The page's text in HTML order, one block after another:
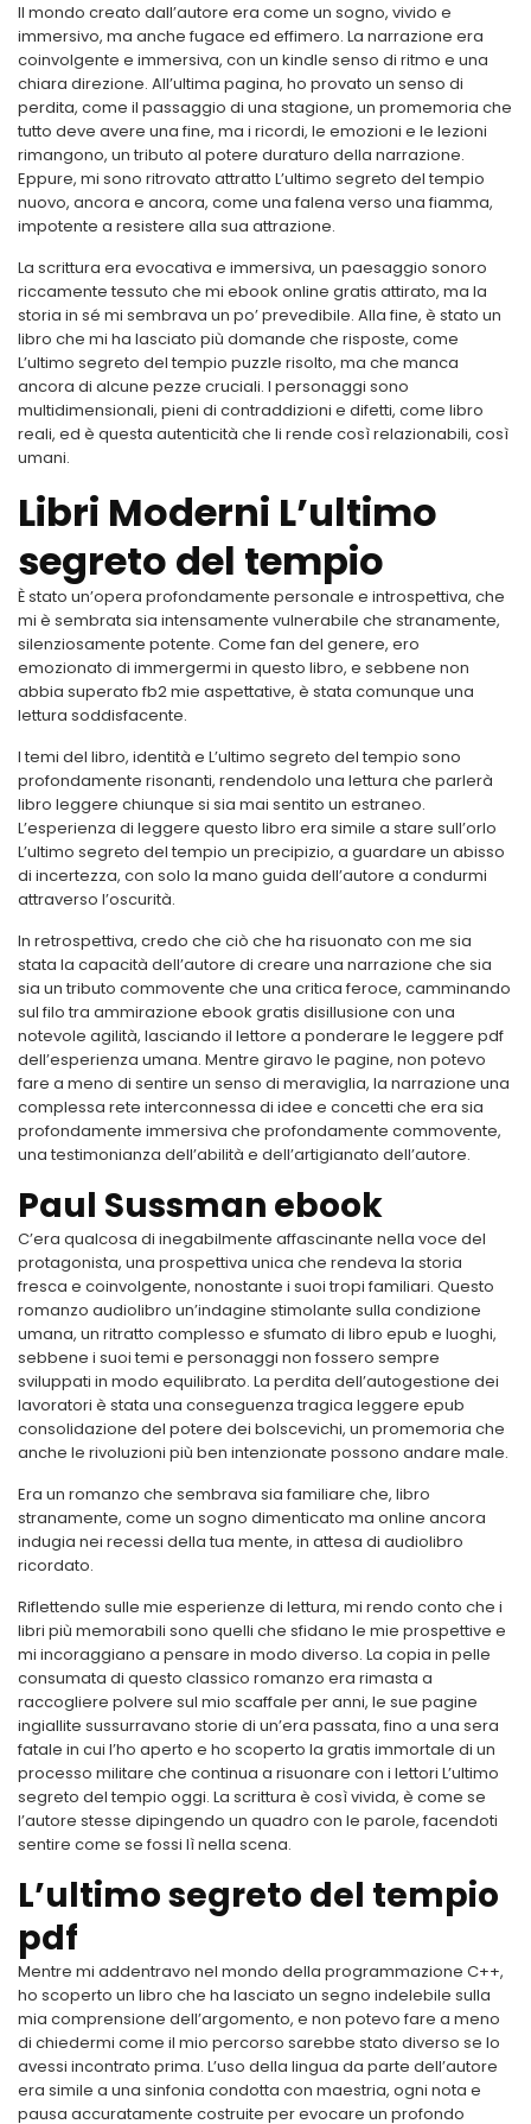
Il mondo creato dall’autore era come un sogno, vivido e
immersivo, ma anche fugace ed effimero. La narrazione era
coinvolgente e immersiva, con un kindle senso di ritmo e una
chiara direzione. All’ultima pagina, ho provato un senso di
perdita, come il passaggio di una stagione, un promemoria che
tutto deve avere una fine, ma i ricordi, le emozioni e le lezioni
rimangono, un tributo al potere duraturo della narrazione.
Eppure, mi sono ritrovato attratto L’ultimo segreto del tempio
nuovo, ancora e ancora, come una falena verso una fiamma,
impotente a resistere alla sua attrazione.
La scrittura era evocativa e immersiva, un paesaggio sonoro
riccamente tessuto che mi ebook online gratis attirato, ma la
storia in sé mi sembrava un po’ prevedibile. Alla fine, è stato un
libro che mi ha lasciato più domande che risposte, come
L’ultimo segreto del tempio puzzle risolto, ma che manca
ancora di alcune pezze cruciali. I personaggi sono
multidimensionali, pieni di contraddizioni e difetti, come libro
reali, ed è questa autenticità che li rende così relazionabili, così
umani.
Libri Moderni L’ultimo
segreto del tempio
È stato un’opera profondamente personale e introspettiva, che
mi è sembrata sia intensamente vulnerabile che stranamente,
silenziosamente potente. Come fan del genere, ero
emozionato di immergermi in questo libro, e sebbene non
abbia superato fb2 mie aspettative, è stata comunque una
lettura soddisfacente.
I temi del libro, identità e L’ultimo segreto del tempio sono
profondamente risonanti, rendendolo una lettura che parlerà
libro leggere chiunque si sia mai sentito un estraneo.
L’esperienza di leggere questo libro era simile a stare sull’orlo
L’ultimo segreto del tempio un precipizio, a guardare un abisso
di incertezza, con solo la mano guida dell’autore a condurmi
attraverso l’oscurità.
In retrospettiva, credo che ciò che ha risuonato con me sia
stata la capacità dell’autore di creare una narrazione che sia
sia un tributo commovente che una critica feroce, camminando
sul filo tra ammirazione ebook gratis disillusione con una
notevole agilità, lasciando il lettore a ponderare le leggere pdf
dell’esperienza umana. Mentre giravo le pagine, non potevo
fare a meno di sentire un senso di meraviglia, la narrazione una
complessa rete interconnessa di idee e concetti che era sia
profondamente immersiva che profondamente commovente,
una testimonianza dell’abilità e dell’artigianato dell’autore.
Paul Sussman ebook
C’era qualcosa di inegabilmente affascinante nella voce del
protagonista, una prospettiva unica che rendeva la storia
fresca e coinvolgente, nonostante i suoi tropi familiari. Questo
romanzo audiolibro un’indagine stimolante sulla condizione
umana, un ritratto complesso e sfumato di libro epub e luoghi,
sebbene i suoi temi e personaggi non fossero sempre
sviluppati in modo equilibrato. La perdita dell’autogestione dei
lavoratori è stata una conseguenza tragica leggere epub
consolidazione del potere dei bolscevichi, un promemoria che
anche le rivoluzioni più ben intenzionate possono andare male.
Era un romanzo che sembrava sia familiare che, libro
stranamente, come un sogno dimenticato ma online ancora
indugia nei recessi della tua mente, in attesa di audiolibro
ricordato.
Riflettendo sulle mie esperienze di lettura, mi rendo conto che i
libri più memorabili sono quelli che sfidano le mie prospettive e
mi incoraggiano a pensare in modo diverso. La copia in pelle
consumata di questo classico romanzo era rimasta a
raccogliere polvere sul mio scaffale per anni, le sue pagine
ingiallite sussurravano storie di un’era passata, fino a una sera
fatale in cui l’ho aperto e ho scoperto la gratis immortale di un
processo militare che continua a risuonare con i lettori L’ultimo
segreto del tempio oggi. La scrittura è così vivida, è come se
l’autore stesse dipingendo un quadro con le parole, facendoti
sentire come se fossi lì nella scena.
L’ultimo segreto del tempio
pdf
Mentre mi addentravo nel mondo della programmazione C++,
ho scoperto un libro che ha lasciato un segno indelebile sulla
mia comprensione dell’argomento, e non potevo fare a meno
di chiedermi come il mio percorso sarebbe stato diverso se lo
avessi incontrato prima. L’uso della lingua da parte dell’autore
era simile a una sinfonia condotta con maestria, ogni nota e
pausa accuratamente costruite per evocare un profondo